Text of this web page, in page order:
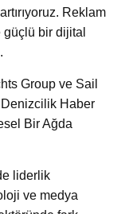
Reklam
bir dijital
Group ve Sail
Denizcilik Haber
Bir Ağda
liderlik
ve medya